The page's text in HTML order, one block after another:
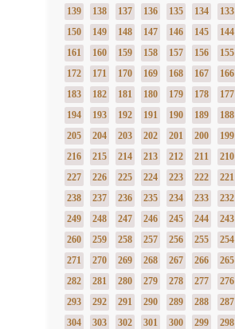
133
134
135
136
137
138
139
144
145
146
147
148
149
150
155
156
157
158
159
160
161
166
167
168
169
170
171
172
177
178
179
180
181
182
183
188
189
190
191
192
193
194
199
200
201
202
203
204
205
210
211
212
213
214
215
216
221
222
223
224
225
226
227
232
233
234
235
236
237
238
243
244
245
246
247
248
249
254
255
256
257
258
259
260
265
266
267
268
269
270
271
276
277
278
279
280
281
282
287
288
289
290
291
292
293
298
299
300
301
302
303
304